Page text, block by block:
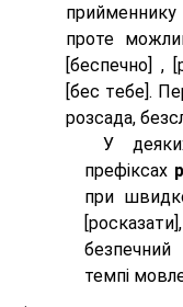
проте
[беспeчно] ,
[бес тeбе].
розсада,
У
префіксах
при
темпі